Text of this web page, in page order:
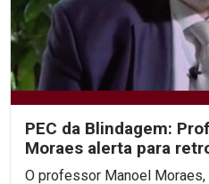
PEC da Blindagem:
Moraes alerta para
entrevistas à Rede
O professor Manoel